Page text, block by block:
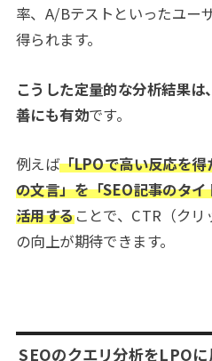
率、A/Bテストといったユー
得られます。
こうした定量的な分析結果
善にも有効です。
例えば「LPOで高い反応を
の文言」を「SEO記事のタ
活用することで、CTR（ク
の向上が期待できます。
SEOのクエリ分析をLPOに